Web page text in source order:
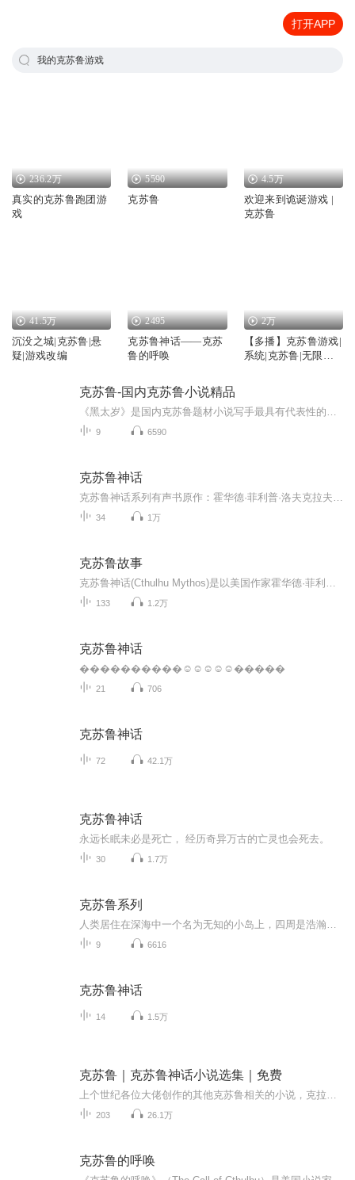
打开APP
我的克苏鲁游戏
236.2万
真实的克苏鲁跑团游
戏
5590
克苏鲁
4.5万
欢迎来到诡诞游戏 |
克苏鲁
41.5万
沉没之城|克苏鲁|悬
疑|游戏改编
2495
克苏鲁神话——克苏
鲁的呼唤
2万
【多播】克苏鲁游戏|
系统|克苏鲁|无限流
克苏鲁-国内克苏鲁小说精品
9 6590
克苏鲁神话
34 1万
克苏鲁故事
133 1.2万
克苏鲁神话
����������☺☺☺☺☺�����
21 706
克苏鲁神话
72 42.1万
克苏鲁神话
永远长眠未必是死亡， 经历奇异万古的亡灵也会死去。
30 1.7万
克苏鲁系列
9 6616
克苏鲁神话
14 1.5万
克苏鲁｜克苏鲁神话小说选集｜免费
203 26.1万
克苏鲁的呼唤